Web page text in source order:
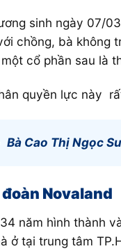
sinh ngày 07/
chồng, bà
cổ phần sau là
quyền lực này
Bà Cao Thị Ngọc
Novaland
năm hình thành
ở tại trung tâm